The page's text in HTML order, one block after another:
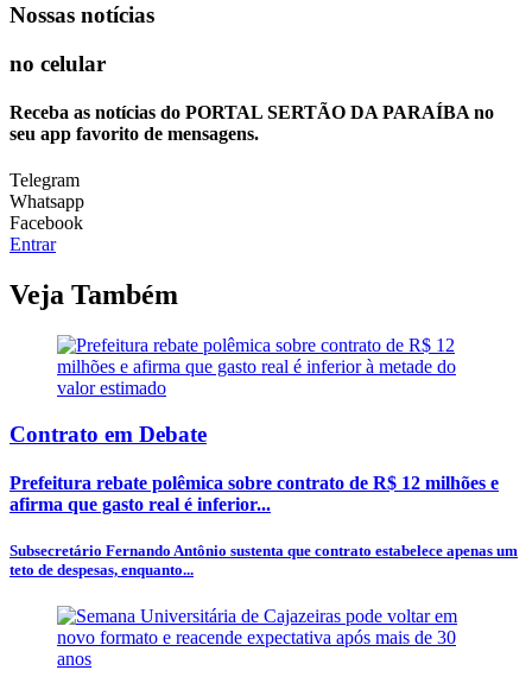
Nossas notícias
no celular
Receba as notícias do PORTAL SERTÃO DA PARAÍBA no
seu app favorito de mensagens.
Telegram
Whatsapp
Facebook
Entrar
Veja Também
Contrato em Debate
Prefeitura rebate polêmica sobre contrato de R$ 12 milhões e
afirma que gasto real é inferior...
Subsecretário Fernando Antônio sustenta que contrato estabelece apenas um
teto de despesas, enquanto...